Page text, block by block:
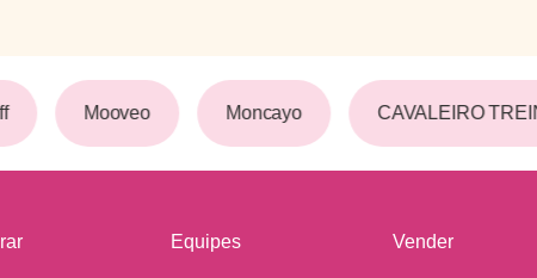
Mooveo Moncayo CAVALEIRO
Equipes Vender